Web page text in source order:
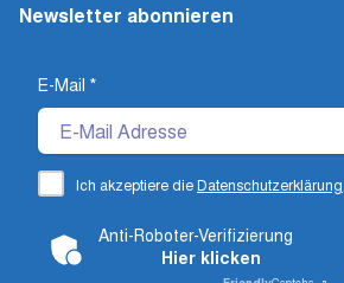
Newsletter abonnieren
E-Mail *
Ich akzeptiere dieDatenschutzerklärung
Anti-Roboter-Verifizierung
Hier klicken